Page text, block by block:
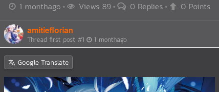
1 monthago Views 89 0 Replies 0 Points
amitieflorian
Thread first post #1 1 monthago
Google Translate